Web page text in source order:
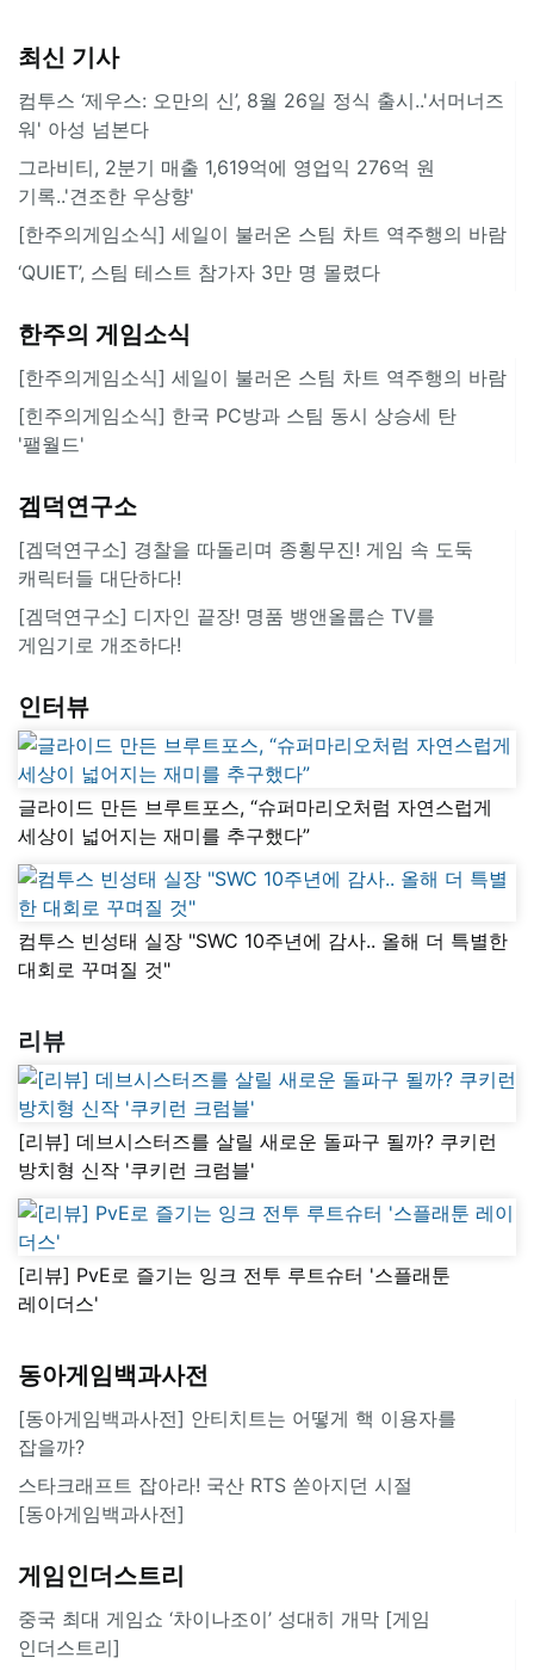
최신 기사
컴투스 ‘제우스: 오만의 신’, 8월 26일 정식 출시..'서머너즈
워' 아성 넘본다
그라비티, 2분기 매출 1,619억에 영업익 276억 원
기록..'견조한 우상향'
[한주의게임소식] 세일이 불러온 스팀 차트 역주행의 바람
‘QUIET’, 스팀 테스트 참가자 3만 명 몰렸다
한주의 게임소식
[한주의게임소식] 세일이 불러온 스팀 차트 역주행의 바람
[힌주의게임소식] 한국 PC방과 스팀 동시 상승세 탄
'팰월드'
겜덕연구소
[겜덕연구소] 경찰을 따돌리며 종횡무진! 게임 속 도둑
캐릭터들 대단하다!
[겜덕연구소] 디자인 끝장! 명품 뱅앤올룹슨 TV를
게임기로 개조하다!
인터뷰
글라이드 만든 브루트포스, “슈퍼마리오처럼 자연스럽게
세상이 넓어지는 재미를 추구했다”
컴투스 빈성태 실장 "SWC 10주년에 감사.. 올해 더 특별한
대회로 꾸며질 것"
리뷰
[리뷰] 데브시스터즈를 살릴 새로운 돌파구 될까? 쿠키런
방치형 신작 '쿠키런 크럼블'
[리뷰] PvE로 즐기는 잉크 전투 루트슈터 '스플래툰
레이더스'
동아게임백과사전
[동아게임백과사전] 안티치트는 어떻게 핵 이용자를
잡을까?
스타크래프트 잡아라! 국산 RTS 쏟아지던 시절
[동아게임백과사전]
게임인더스트리
중국 최대 게임쇼 ‘차이나조이’ 성대히 개막 [게임
인더스트리]